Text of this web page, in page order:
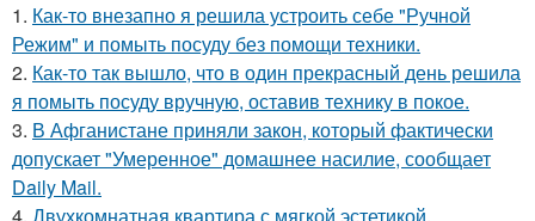
1. Как-то внезапно я решила устроить себе "Ручной
Режим" и помыть посуду без помощи техники.
2. Как-то так вышло, что в один прекрасный день решила
я помыть посуду вручную, оставив технику в покое.
3. В Афганистане приняли закон, который фактически
допускает "Умеренное" домашнее насилие, сообщает
Daily Mail.